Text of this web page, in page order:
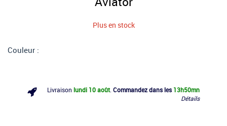
Plus en stock
Couleur :
Livraison lundi 10 août Commandez dans les 13h50mn
Détails